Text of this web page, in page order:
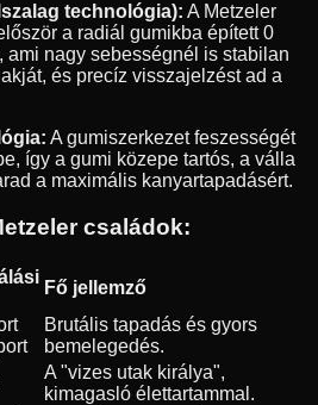
technológia): A Metzeler
a radiál gumikba épített 0
ami nagy sebességnél is stabilan
és precíz visszajelzést ad a
A gumiszerkezet feszességét
így a gumi közepe tartós, a válla
a maximális kanyartapadásért.
családok:
Fő jellemző
Brutális tapadás és gyors
bemelegedés.
A "vizes utak királya",
kimagasló élettartammal.